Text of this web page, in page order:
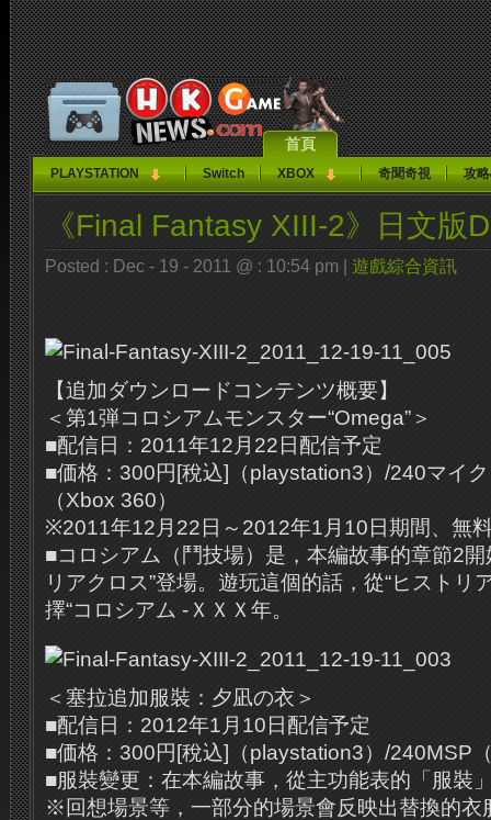
首頁
PLAYSTATION Switch XBOX 奇聞奇視 攻
《Final Fantasy XIII-2》日文版
Posted : Dec - 19 - 2011 @ : 10:54 pm | 遊戲綜合資訊
【追加ダウンロードコンテンツ概要】
＜第1弾コロシアムモンスター“Omega”＞
■配信日：2011年12月22日配信予定
■価格：300円[稅込]（playstation3）/240マイ
（Xbox 360）
※2011年12月22日～2012年1月10日期間、無
■コロシアム（鬥技場）是，本編故事的章節2開
リアクロス”登場。遊玩這個的話，從“ヒストリ
擇“コロシアム -ＸＸＸ年。
＜塞拉追加服裝：夕凪の衣＞
■配信日：2012年1月10日配信予定
■価格：300円[稅込]（playstation3）/240MSP
■服裝變更：在本編故事，從主功能表的「服裝
※回想場景等，一部分的場景會反映出替換的衣